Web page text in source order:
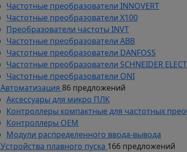
Частотные преобразователи INNOVERT
Частотные преобразователи Х100
Преобразователи частоты INVT
Частотные преобразователи ABB
Частотные преобразователи DANFOSS
Частотные преобразователи SCHNEIDER
Частотные преобразователи ONI
Автоматизация 86 предложений
Аксессуары для микро ПЛК
Контроллеры компактные для частотных
Контроллеры ОЕМ
Модули распределенного ввода-вывода
Устройства плавного пуска 166 предложений